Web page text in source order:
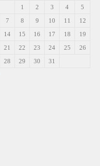
1
2 3 4
5
7 8 9 10 11
12
14 15 16 17 18
19
21 22 23 24 25
26
28 29 30
31